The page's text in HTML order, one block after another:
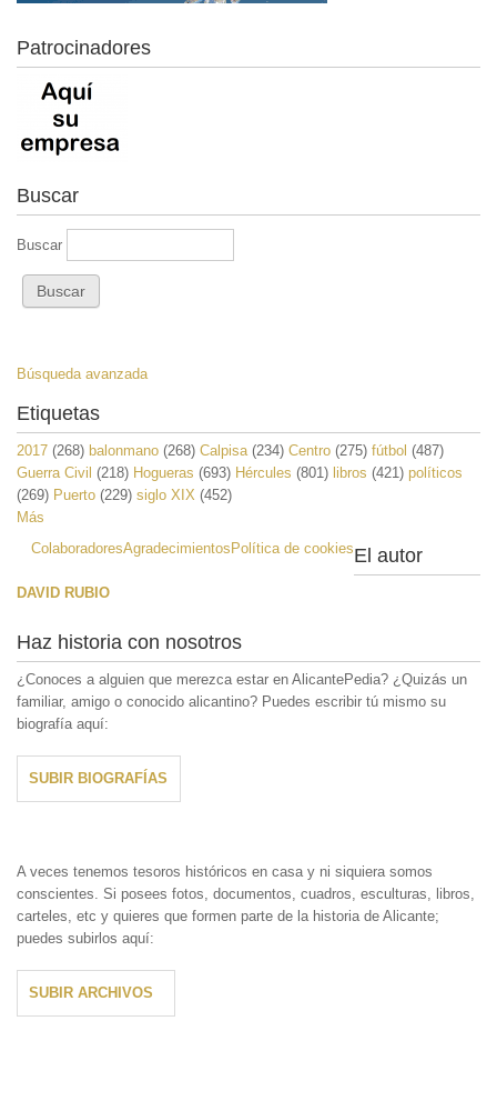
Patrocinadores
Buscar
Buscar
Búsqueda avanzada
Etiquetas
2017 (268) balonmano (268) Calpisa (234) Centro (275) fútbol (487)
Guerra Civil (218) Hogueras (693) Hércules (801) libros (421) políticos
(269) Puerto (229) siglo XIX (452)
Más
ColaboradoresAgradecimientos Política de cookiesEl autor
DAVID RUBIO
Haz historia con nosotros
¿Conoces a alguien que merezca estar en AlicantePedia? ¿Quizás un
familiar, amigo o conocido alicantino? Puedes escribir tú mismo su
biografía aquí:
SUBIR BIOGRAFÍAS
A veces tenemos tesoros históricos en casa y ni siquiera somos
conscientes. Si posees fotos, documentos, cuadros, esculturas, libros,
carteles, etc y quieres que formen parte de la historia de Alicante;
puedes subirlos aquí:
SUBIR ARCHIVOS